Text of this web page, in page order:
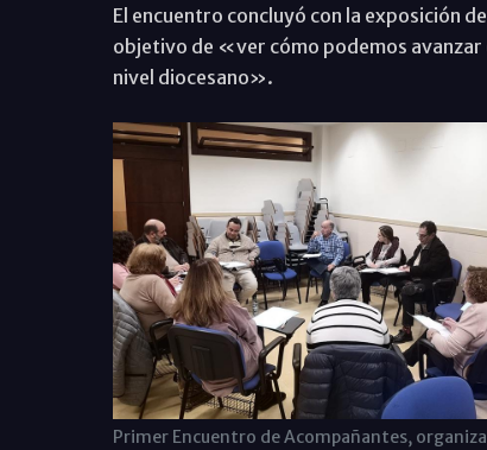
El encuentro concluyó con la exposición
objetivo de «ver cómo podemos
nivel diocesano».
Primer Encuentro de Acompañantes,